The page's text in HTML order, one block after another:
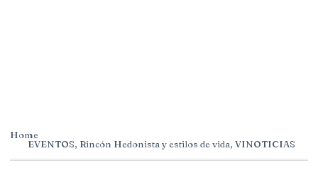
Home
EVENTOS, Rincón Hedonista y estilos de vida, VINOTICIAS